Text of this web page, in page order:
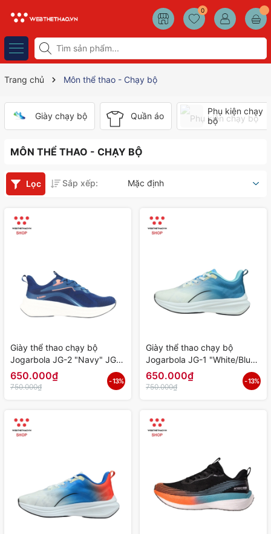
0
Trang chủ Môn thể thao - Chạy bộ
Giày chạy bộ Quần áo
Phụ kiện chạy
bộ
MÔN THỂ THAO - CHẠY BỘ
Lọc Sắp xếp: Mặc định
Giày thể thao chạy bộ
Jogarbola JG-2 "Navy" JG-
2-01 - Hàng Chính Hãng
650.000₫
750.000₫
- 13%
Giày thể thao chạy bộ
Jogarbola JG-1 "White/Blue"
JG-1-02 - Hàng Chính Hãng
650.000₫
750.000₫
- 13%